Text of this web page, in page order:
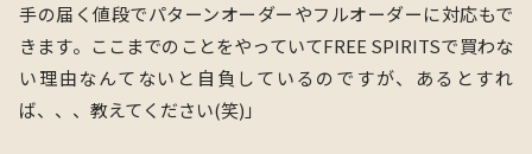
手の届く値段でパターンオーダーやフルオーダーに対応もで
きます。ここまでのことをやっていてFREE SPIRITSで買わな
い理由なんてないと自負しているのですが、 あるとすれ
ば、、、教えてください(笑) 」